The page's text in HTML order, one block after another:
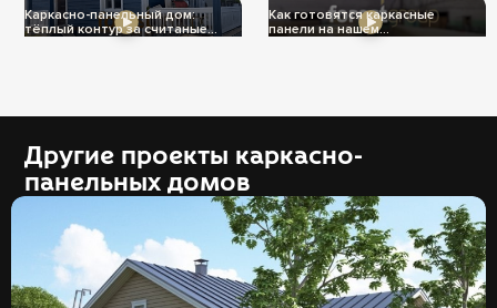
Каркасно-панельный дом:
тёплый контур за считаные
Как готовятся каркасные
панели на нашем
Другие проекты каркасно-
панельных домов